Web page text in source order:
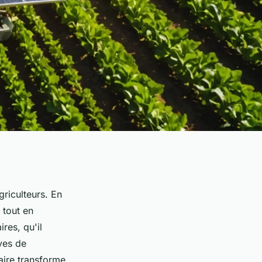
En
tout en
qu'il
de
transforme